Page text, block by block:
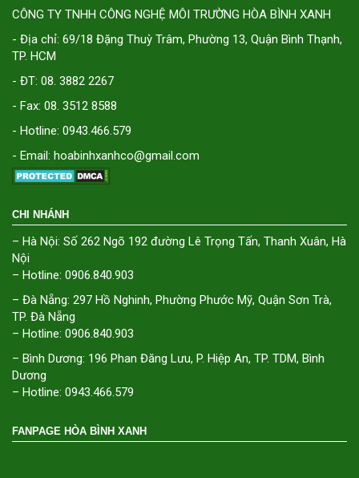
CÔNG TY TNHH CÔNG NGHỆ MÔI TRƯỜNG HÒA BÌNH XANH
- Địa chỉ: 69/18 Đặng Thuỳ Trâm, Phường 13, Quận Bình Thạnh,
TP. HCM
- ĐT: 08. 3882 2267
- Fax: 08. 3512 8588
- Hotline: 0943.466.579
- Email: hoabinhxanhco@gmail.com
CHI NHÁNH
– Hà Nội: Số 262 Ngõ 192 đường Lê Trọng Tấn, Thanh Xuân, Hà
Nội
– Hotline: 0906.840.903
– Đà Nẵng: 297 Hồ Nghinh, Phường Phước Mỹ, Quận Sơn Trà,
TP. Đà Nẵng
– Hotline: 0906.840.903
– Bình Dương: 196 Phan Đăng Lưu, P. Hiệp An, TP. TDM, Bình
Dương
– Hotline: 0943.466.579
FANPAGE HÒA BÌNH XANH